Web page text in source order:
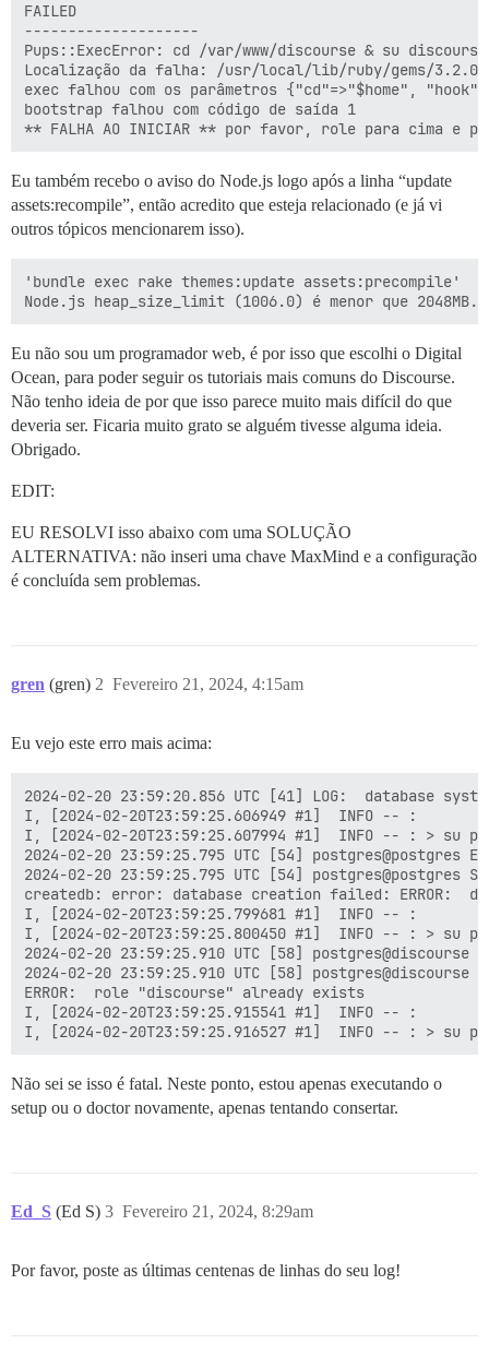
FAILED
--------------------
Pups::ExecError: cd /var/www/discourse & su
Localização da falha: /usr/local/lib/ruby/gems/3.2.0/
exec falhou com os parâmetros {"cd"=>"$home",
bootstrap falhou com código de saída 1
Eu também recebo o aviso do Node.js logo após a linha “update
assets:recompile”, então acredito que esteja relacionado (e já vi
outros tópicos mencionarem isso).
'bundle exec rake themes:update assets:precompile'
Eu não sou um programador web, é por isso que escolhi o Digital
Ocean, para poder seguir os tutoriais mais comuns do Discourse.
Não tenho ideia de por que isso parece muito mais difícil do que
deveria ser. Ficaria muito grato se alguém tivesse alguma ideia.
Obrigado.
EDIT:
EU RESOLVI isso abaixo com uma SOLUÇÃO
ALTERNATIVA: não inseri uma chave MaxMind e a configuração
é concluída sem problemas.
gren (gren) Fevereiro 21, 2024, 4:15am
2
Eu vejo este erro mais acima:
2024-02-20 23:59:20.856 UTC [41] LOG:  database
I, [2024-02-20T23:59:25.606949 #1]  INFO -- :
I, [2024-02-20T23:59:25.607994 #1]  INFO -- : > su
2024-02-20 23:59:25.795 UTC [54] postgres@postgres
2024-02-20 23:59:25.795 UTC [54] postgres@postgres
createdb: error: database creation failed: ERROR:
I, [2024-02-20T23:59:25.799681 #1]  INFO -- :
I, [2024-02-20T23:59:25.800450 #1]  INFO -- : >
2024-02-20 23:59:25.910 UTC [58]
2024-02-20 23:59:25.910 UTC [58] postgres@discourse
ERROR:  role "discourse" already exists
I, [2024-02-20T23:59:25.915541 #1]  INFO -- :
Não sei se isso é fatal. Neste ponto, estou apenas executando o
setup ou o doctor novamente, apenas tentando consertar.
Ed_S (Ed S) Fevereiro 21, 2024, 8:29am
3
Por favor, poste as últimas centenas de linhas do seu log!